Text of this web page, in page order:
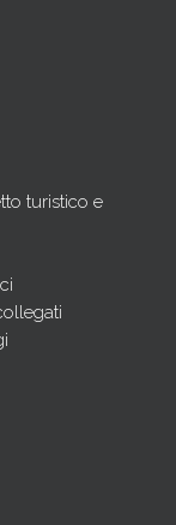
turistico e